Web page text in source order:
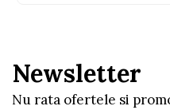
Newsletter
Nu rata ofertele si